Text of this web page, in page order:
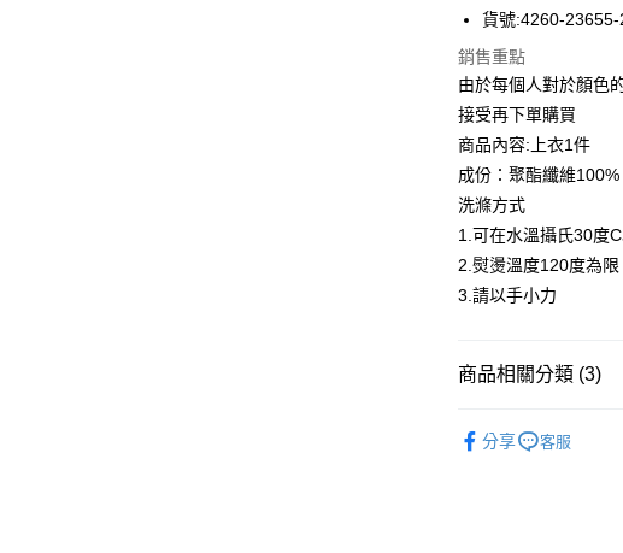
國泰世華商業銀行
臺灣中小企業銀行
匯豐（台灣）商業銀
聯邦商業銀行
玉山商業銀行
台新國際商業銀行
台灣樂天信用卡公司
街口支付
悠遊付
全盈+PAY
ATM付款
貨到付款
運送方式
每筆NT$80，滿
付款後7-11取貨
貨號:4260-23655-
銷售重點
由於每個人對於顏色
接受再下單購買
商品內容:上衣1件
成份：聚酯纖維100%
洗滌方式
1.可在水溫攝氏30度
2.熨燙溫度120度為限
3.請以手小力
商品相關分類 (3)
分享 客服